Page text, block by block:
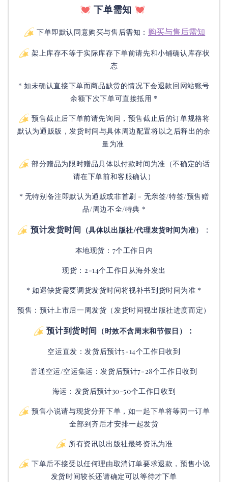
下单需知
下单即默认同意购买与售后需知： 购买与售后需知
架上库存不等于实际库存下单前请先和小铺确认库存状
态
* 如未确认直接下单而商品缺货的情况下会退款回网站账号
余额下次下单可直接抵用 *
预售截止后下单前请先询问，预售截止后的订单规格将
默认为通贩版，发货时间与具体周边配置将以之后释出的余
量为准
部分赠品为限时赠品具体以付款时间为准（不确定的话
请在下单前和客服确认）
* 无特别备注即默认为通贩或非首刷 - 无亲签/特签/预售赠
品/周边不全/特典 *
预计发货时间 （具体以出版社/代理发货时间为准） ：
本地现货：7个工作日内
现货：2-14个工作日从海外发出
* 如遇缺货需要调货发货时间将视补书到货时间为准 *
预售：预计上市后一周发货（发货时间视出版社进度而定）
预计到货时间 （时效不含周末和节假日） ：
空运直发：发货后预计5-14个工作日收到
普通空运/空运集运：发货后预计7-28个工作日收到
海运：发货后预计30-50个工作日收到
预售小说请与现货分开下单，如一起下单将等同一订单
全部到齐后才安排一起发货
所有资讯以出版社最终资讯为准
下单后不接受以任何理由取消订单要求退款，预售小说
发货时间较长还请确定可以等待才下单